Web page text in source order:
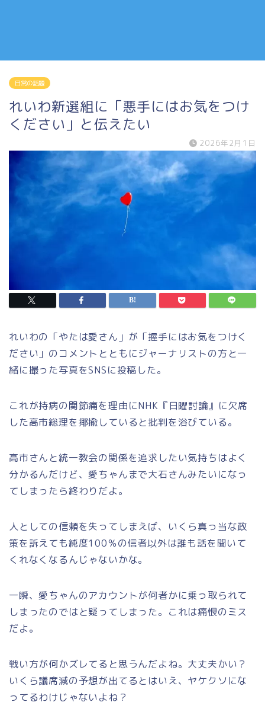
日常の話題
れいわ新選組に「悪手にはお気をつけ
ください」と伝えたい
2026年2月1日
れいわの「やたは愛さん」が「握手にはお気をつけく
ださい」のコメントとともにジャーナリストの方と一
緒に撮った写真をSNSに投稿した。
これが持病の関節痛を理由にNHK『日曜討論』に欠席
した高市総理を揶揄していると批判を浴びている。
高市さんと統一教会の関係を追求したい気持ちはよく
分かるんだけど、愛ちゃんまで大石さんみたいになっ
てしまったら終わりだよ。
人としての信頼を失ってしまえば、いくら真っ当な政
策を訴えても純度100％の信者以外は誰も話を聞いて
くれなくなるんじゃないかな。
一瞬、愛ちゃんのアカウントが何者かに乗っ取られて
しまったのではと疑ってしまった。これは痛恨のミス
だよ。
戦い方が何かズレてると思うんだよね。大丈夫かい？
いくら議席減の予想が出てるとはいえ、ヤケクソにな
ってるわけじゃないよね？